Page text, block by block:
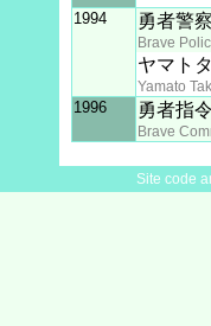
1994 勇者警
Brave
ヤマト
Yamato
1996 勇者指
Brave
Site code